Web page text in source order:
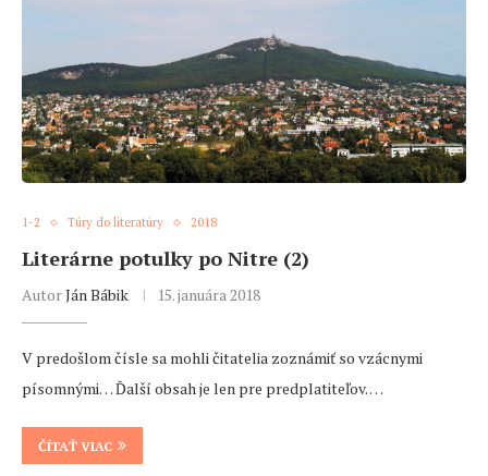
1-2 Túry do literatúry 2018
Literárne potulky po Nitre (2)
AutorJán Bábik 15. januára 2018
V predošlom čísle sa mohli čitatelia zoznámiť so vzácnymi
písomnými… Ďalší obsah je len pre predplatiteľov. …
ČÍTAŤ VIAC